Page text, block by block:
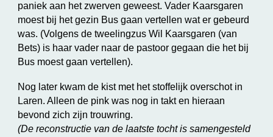
paniek aan het zwerven geweest. Vader Kaarsgaren
moest bij het gezin Bus gaan vertellen wat er gebeurd
was. (Volgens de tweelingzus Wil Kaarsgaren (van
Bets) is haar vader naar de pastoor gegaan die het bij
Bus moest gaan vertellen).
Nog later kwam de kist met het stoffelijk overschot in
Laren. Alleen de pink was nog in takt en hieraan
bevond zich zijn trouwring.
(De reconstructie van de laatste tocht is samengesteld